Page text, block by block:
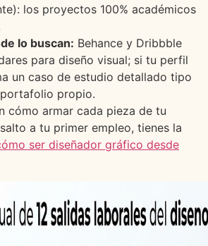
los proyectos 100% académicos
lo buscan: Behance y Dribbble
para diseño visual; si tu perfil
un caso de estudio detallado tipo
propio.
cómo armar cada pieza de tu
a tu primer empleo, tienes la
ser diseñador gráfico desde